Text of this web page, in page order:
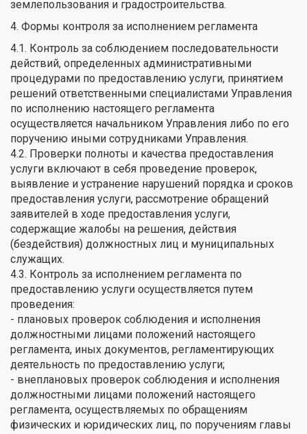
землепользования и градостроительства.
4. Формы контроля за исполнением регламента
4.1. Контроль за соблюдением последовательности
действий, определенных административными
процедурами по предоставлению услуги, принятием
решений ответственными специалистами Управления
по исполнению настоящего регламента
осуществляется начальником Управления либо по его
поручению иными сотрудниками Управления.
4.2. Проверки полноты и качества предоставления
услуги включают в себя проведение проверок,
выявление и устранение нарушений порядка и сроков
предоставления услуги, рассмотрение обращений
заявителей в ходе предоставления услуги,
содержащие жалобы на решения, действия
(бездействия) должностных лиц и муниципальных
служащих.
4.3. Контроль за исполнением регламента по
предоставлению услуги осуществляется путем
проведения:
- плановых проверок соблюдения и исполнения
должностными лицами положений настоящего
регламента, иных документов, регламентирующих
деятельность по предоставлению услуги;
- внеплановых проверок соблюдения и исполнения
должностными лицами положений настоящего
регламента, осуществляемых по обращениям
физических и юридических лиц, по поручениям главы